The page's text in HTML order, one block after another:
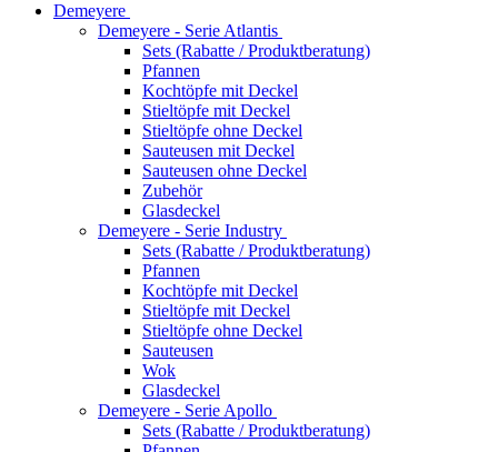
Demeyere
Demeyere - Serie Atlantis
Sets (Rabatte / Produktberatung)
Pfannen
Kochtöpfe mit Deckel
Stieltöpfe mit Deckel
Stieltöpfe ohne Deckel
Sauteusen mit Deckel
Sauteusen ohne Deckel
Zubehör
Glasdeckel
Demeyere - Serie Industry
Sets (Rabatte / Produktberatung)
Pfannen
Kochtöpfe mit Deckel
Stieltöpfe mit Deckel
Stieltöpfe ohne Deckel
Sauteusen
Wok
Glasdeckel
Demeyere - Serie Apollo
Sets (Rabatte / Produktberatung)